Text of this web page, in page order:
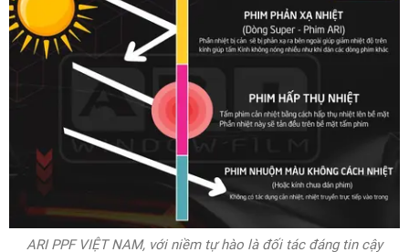
ARI PPF VIỆT NAM, với niềm tự hào là đối tác đáng tin cậy